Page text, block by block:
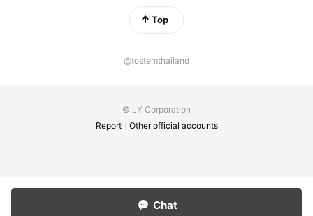
Top
@tostemthailand
© LY Corporation
Report
Other official accounts
Chat